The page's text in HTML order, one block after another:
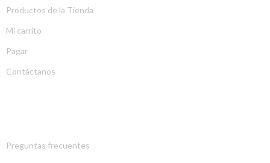
Productos de la Tienda
Mi carrito
Pagar
Contáctanos
Preguntas frecuentes